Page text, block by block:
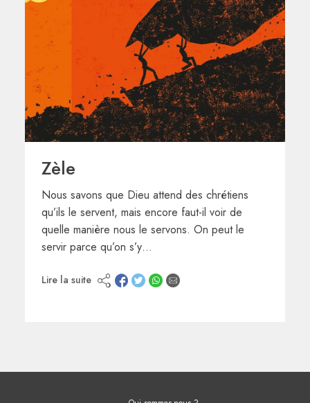
Zèle
Nous savons que Dieu attend des chrétiens
qu’ils le servent, mais encore faut-il voir de
quelle manière nous le servons. On peut le
servir parce qu’on s’y…
Lire la suite